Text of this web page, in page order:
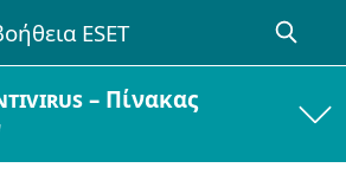
– Πίνακας